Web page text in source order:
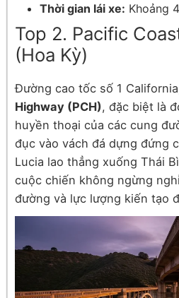
Thời gian lái xe: Khoảng
Top 2. Pacific
(Hoa Kỳ)
Đường cao tốc số 1
Highway (PCH), đặc biệt là
huyền thoại của các cung
đục vào vách đá dựng đứng
Lucia lao thẳng xuống Thái
cuộc chiến không ngừng
đường và lực lượng kiến tạo